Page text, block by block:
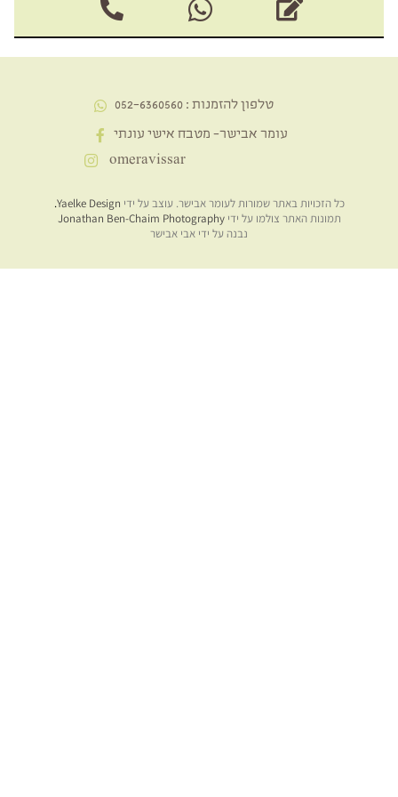
טלפון להזמנות : 052-6360560
עומר אבישר- מטבח אישי עונתי
omeravissar
כל הזכויות באתר שמורות לעומר אבישר. עוצב על ידי Yaelke Design
.
תמונות האתר צולמו על ידיJonathan Ben-Chaim Photography
נבנה על ידי אבי אבישר